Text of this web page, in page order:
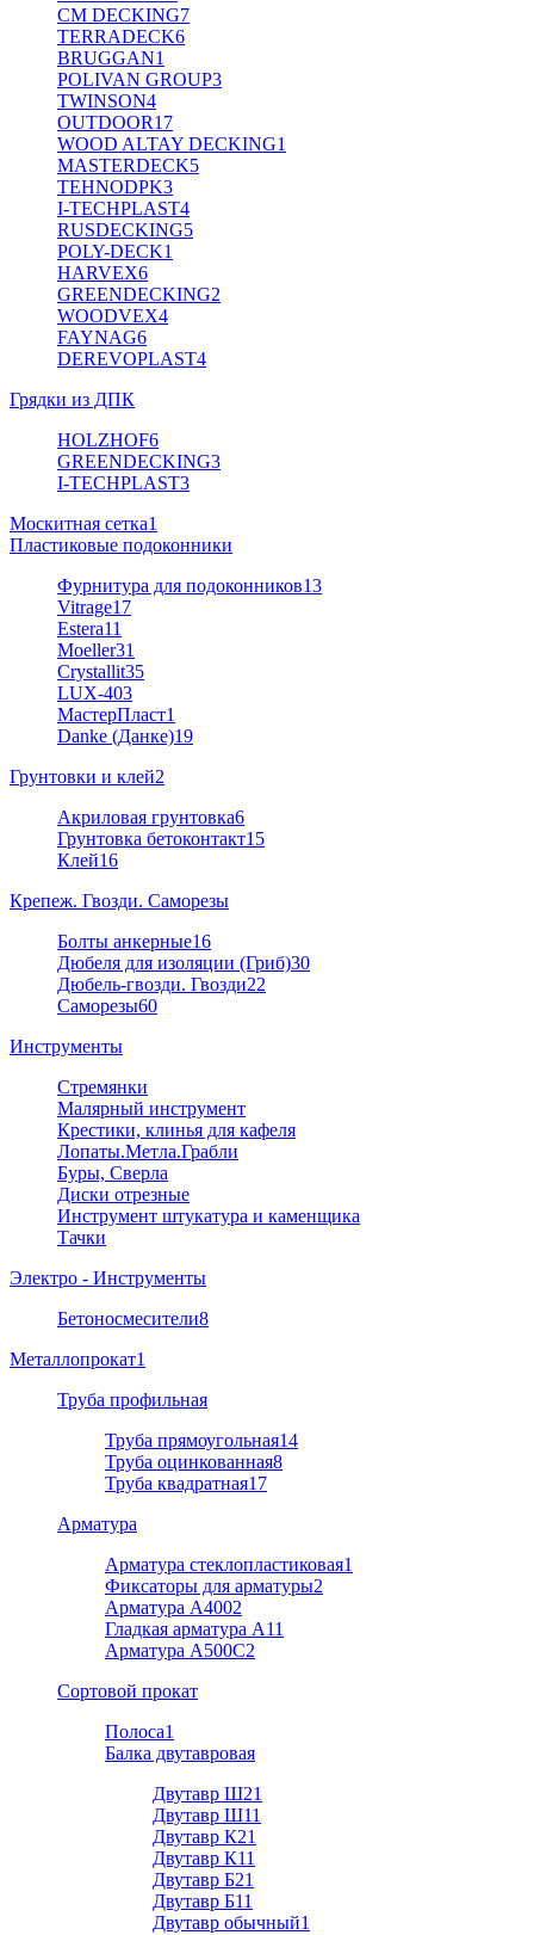
CM DECKING7
TERRADECK6
BRUGGAN1
POLIVAN GROUP3
TWINSON4
OUTDOOR17
WOOD ALTAY DECKING1
MASTERDECK5
TEHNODPK3
I-TECHPLAST4
RUSDECKING5
POLY-DECK1
HARVEX6
GREENDECKING2
WOODVEX4
FAYNAG6
DEREVOPLAST4
Грядки из ДПК
HOLZHOF6
GREENDECKING3
I-TECHPLAST3
Москитная сетка1
Пластиковые подоконники
Фурнитура для подоконников13
Vitrage17
Estera11
Moeller31
Crystallit35
LUX-403
МастерПласт1
Danke (Данке)19
Грунтовки и клей2
Акриловая грунтовка6
Грунтовка бетоконтакт15
Клей16
Крепеж. Гвозди. Саморезы
Болты анкерные16
Дюбеля для изоляции (Гриб)30
Дюбель-гвозди. Гвозди22
Саморезы60
Инструменты
Стремянки
Малярный инструмент
Крестики, клинья для кафеля
Лопаты.Метла.Грабли
Буры, Сверла
Диски отрезные
Инструмент штукатура и каменщика
Тачки
Электро - Инструменты
Бетоносмесители8
Металлопрокат1
Труба профильная
Труба прямоугольная14
Труба оцинкованная8
Труба квадратная17
Арматура
Арматура стеклопластиковая1
Фиксаторы для арматуры2
Арматура А4002
Гладкая арматура А11
Арматура A500C2
Cортовой прокат
Полоса1
Балка двутавровая
Двутавр Ш21
Двутавр Ш11
Двутавр К21
Двутавр К11
Двутавр Б21
Двутавр Б11
Двутавр обычный1